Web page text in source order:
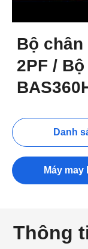
Bộ chân
2PF /
Danh
Máy
Thông